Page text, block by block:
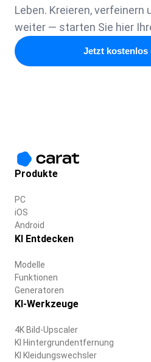
Leben. Kreieren, verfeinern
weiter — starten Sie hier
Jetzt kostenlos
Produkte
PC
iOS
Android
KI Entdecken
Modelle
Funktionen
Generatoren
KI-Werkzeuge
4K Bild-Upscaler
KI Hintergrundentfernung
KI Kleidungswechsler